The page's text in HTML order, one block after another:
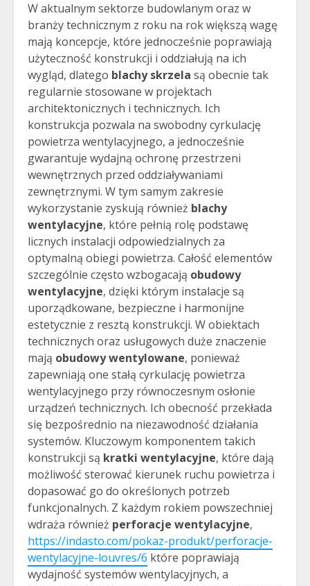
W aktualnym sektorze budowlanym oraz w
branży technicznym z roku na rok większą wagę
mają koncepcje, które jednocześnie poprawiają
użyteczność konstrukcji i oddziałują na ich
wygląd, dlatego blachy skrzela są obecnie tak
regularnie stosowane w projektach
architektonicznych i technicznych. Ich
konstrukcja pozwala na swobodny cyrkulację
powietrza wentylacyjnego, a jednocześnie
gwarantuje wydajną ochronę przestrzeni
wewnętrznych przed oddziaływaniami
zewnętrznymi. W tym samym zakresie
wykorzystanie zyskują również blachy
wentylacyjne, które pełnią rolę podstawę
licznych instalacji odpowiedzialnych za
optymalną obiegi powietrza. Całość elementów
szczególnie często wzbogacają obudowy
wentylacyjne, dzięki którym instalacje są
uporządkowane, bezpieczne i harmonijne
estetycznie z resztą konstrukcji. W obiektach
technicznych oraz usługowych duże znaczenie
mają obudowy wentylowane, ponieważ
zapewniają one stałą cyrkulację powietrza
wentylacyjnego przy równoczesnym osłonie
urządzeń technicznych. Ich obecność przekłada
się bezpośrednio na niezawodność działania
systemów. Kluczowym komponentem takich
konstrukcji są kratki wentylacyjne, które dają
możliwość sterować kierunek ruchu powietrza i
dopasować go do określonych potrzeb
funkcjonalnych. Z każdym rokiem powszechniej
wdraża również perforacje wentylacyjne,
https://indasto.com/pokaz-produkt/perforacje-
wentylacyjne-louvres/6 które poprawiają
wydajność systemów wentylacyjnych, a